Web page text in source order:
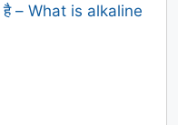
है – What is alkaline